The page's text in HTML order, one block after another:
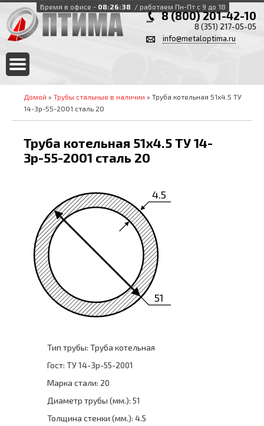
Время в офисе - 08:26:39 / работаем Пн-Пт с 9 до 18
8 (800) 201-42-10
8 (351) 217-05-05
info@metaloptima.ru
Домой » Трубы стальные в наличии » Труба котельная 51х4.5 ТУ
14-3р-55-2001 сталь 20
Труба котельная 51х4.5 ТУ 14-
3р-55-2001 сталь 20
51
4.5
Тип трубы: Труба котельная
Гост: ТУ 14-3р-55-2001
Марка стали: 20
Диаметр трубы (мм.): 51
Толщина стенки (мм.): 4.5